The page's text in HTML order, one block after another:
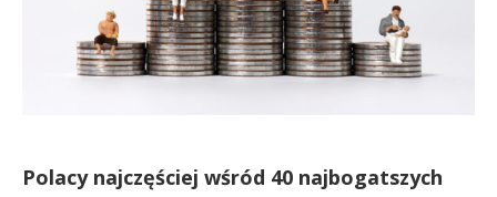
Polacy najczęściej wśród 40 najbogatszych